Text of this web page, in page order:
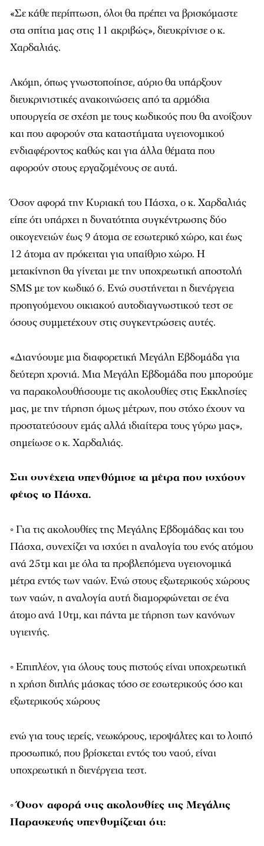
«Σε κάθε περίπτωση, όλοι θα πρέπει να βρισκόμαστε
στα σπίτια μας στις 11 ακριβώς», διευκρίνισε ο κ.
Χαρδαλιάς.
Ακόμη, όπως γνωστοποίησε, αύριο θα υπάρξουν
διευκρινιστικές ανακοινώσεις από τα αρμόδια
υπουργεία σε σχέση με τους κωδικούς που θα ανοίξουν
και που αφορούν στα καταστήματα υγειονομικού
ενδιαφέροντος καθώς και για άλλα θέματα που
αφορούν στους εργαζομένους σε αυτά.
Όσον αφορά την Κυριακή του Πάσχα, ο κ. Χαρδαλιάς
είπε ότι υπάρχει η δυνατότητα συγκέντρωσης δύο
οικογενειών έως 9 άτομα σε εσωτερικό χώρο, και έως
12 άτομα αν πρόκειται για υπαίθριο χώρο. Η
μετακίνηση θα γίνεται με την υποχρεωτική αποστολή
SMS με τον κωδικό 6. Ενώ συστήνεται η διενέργεια
προηγούμενου οικιακού αυτοδιαγνωστικού τεστ σε
όσους συμμετέχουν στις συγκεντρώσεις αυτές.
«Διανύουμε μια διαφορετική Μεγάλη Εβδομάδα για
δεύτερη χρονιά. Μια Μεγάλη Εβδομάδα που μπορούμε
να παρακολουθήσουμε τις ακολουθίες στις Εκκλησίες
μας, με την τήρηση όμως μέτρων, που στόχο έχουν να
προστατεύσουν εμάς αλλά ιδιαίτερα τους γύρω μας»,
σημείωσε ο κ. Χαρδαλιάς.
Στη συνέχεια υπενθύμισε τα μέτρα που ισχύουν
φέτος το Πάσχα.
◦ Για τις ακολουθίες της Μεγάλης Εβδομάδας και του
Πάσχα, συνεχίζει να ισχύει η αναλογία του ενός ατόμου
ανά 25τμ και με όλα τα προβλεπόμενα υγειονομικά
μέτρα εντός των ναών. Ενώ στους εξωτερικούς χώρους
των ναών, η αναλογία αυτή διαμορφώνεται σε ένα
άτομο ανά 10τμ, και πάντα με τήρηση των κανόνων
υγιεινής.
◦ Επιπλέον, για όλους τους πιστούς είναι υποχρεωτική
η χρήση διπλής μάσκας τόσο σε εσωτερικούς όσο και
εξωτερικούς χώρους
ενώ για τους ιερείς, νεωκόρους, ιεροψάλτες και το λοιπό
προσωπικό, που βρίσκεται εντός του ναού, είναι
υποχρεωτική η διενέργεια τεστ.
◦ Όσον αφορά στις ακολουθίες της Μεγάλης
Παρασκευής υπενθυμίζεται ότι: